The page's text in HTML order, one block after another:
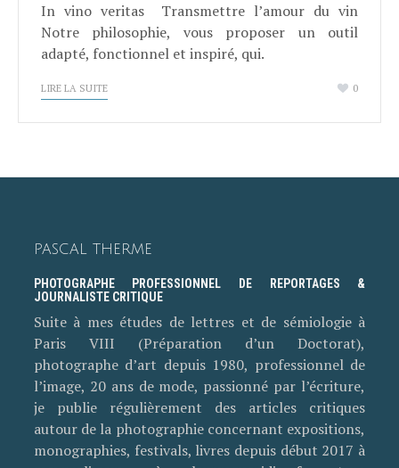
In vino veritas Transmettre l’amour du vin
Notre philosophie, vous proposer un outil
adapté, fonctionnel et inspiré, qui.
LIRE LA SUITE 0
PASCAL THERME
PHOTOGRAPHE PROFESSIONNEL DE REPORTAGES &
JOURNALISTE CRITIQUE
Suite à mes études de lettres et de sémiologie à
Paris VIII (Préparation d’un Doctorat),
photographe d’art depuis 1980, professionnel de
l’image, 20 ans de mode, passionné par l’écriture,
je publie régulièrement des articles critiques
autour de la photographie concernant expositions,
monographies, festivals, livres depuis début 2017 à